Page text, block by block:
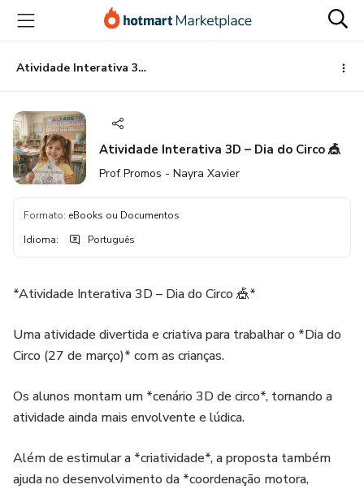
para
conteúdo
principal
para
pagamento
para
rodapé
Atividade Interativa 3D – Dia do Circo 🎪
Atividade Interativa 3D – Dia do Circo 🎪
Prof Promos - Nayra Xavier
Formato: eBooks ou Documentos
Idioma: Português
*Atividade Interativa 3D – Dia do Circo 🎪*
Uma atividade divertida e criativa para trabalhar o *Dia do
Circo (27 de março)* com as crianças.
Os alunos montam um *cenário 3D de circo*, tornando a
atividade ainda mais envolvente e lúdica.
Além de estimular a *criatividade*, a proposta também
ajuda no desenvolvimento da *coordenação motora,